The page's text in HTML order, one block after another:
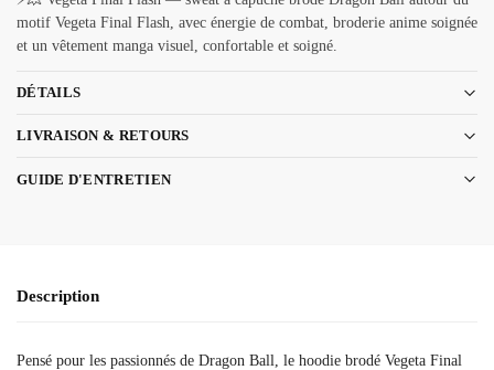
motif Vegeta Final Flash, avec énergie de combat, broderie anime soignée
et un vêtement manga visuel, confortable et soigné.
DÉTAILS
LIVRAISON & RETOURS
GUIDE D'ENTRETIEN
Description
Pensé pour les passionnés de Dragon Ball, le hoodie brodé Vegeta Final